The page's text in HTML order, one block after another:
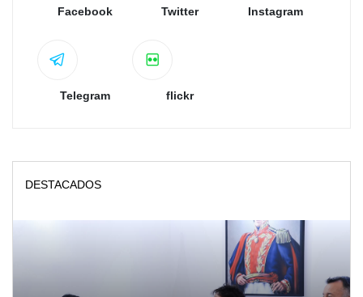
Facebook Twitter Instagram
Telegram flickr
DESTACADOS